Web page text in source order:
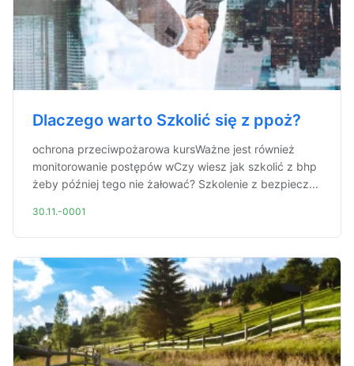
Dlaczego warto Szkolić się z ppoż?
ochrona przeciwpożarowa kursWażne jest również
monitorowanie postępów wCzy wiesz jak szkolić z bhp
żeby później tego nie żałować? Szkolenie z bezpiecz...
30.11.-0001